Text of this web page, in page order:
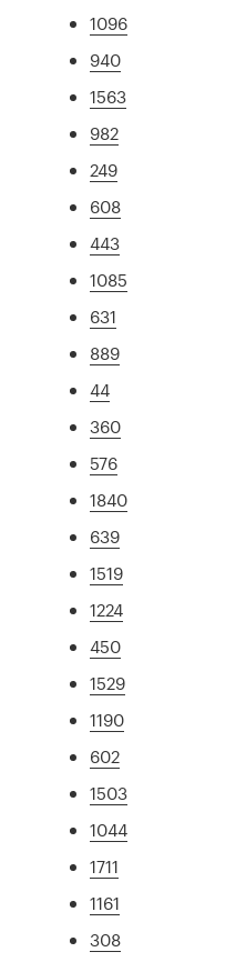
1096
940
1563
982
249
608
443
1085
631
889
44
360
576
1840
639
1519
1224
450
1529
1190
602
1503
1044
1711
1161
308